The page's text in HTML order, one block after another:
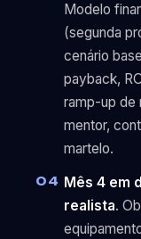
Modelo
(segunda
cenário
payback,
ramp-up de
mentor,
martelo.
Mês 4 em
realista.